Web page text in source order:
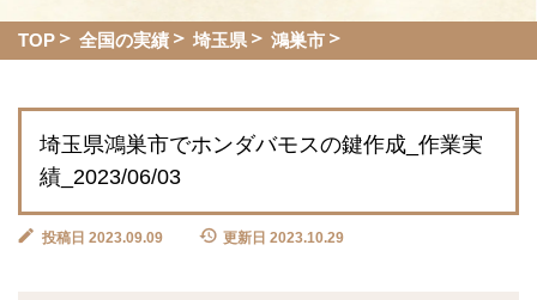
TOP 全国の実績 埼玉県 鴻巣市
埼玉県鴻巣市でホンダバモスの鍵作成_作業実
績_2023/06/03
投稿日 2023.09.09 更新日 2023.10.29